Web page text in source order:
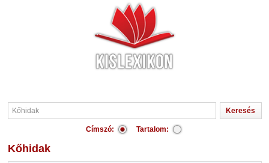
Címszó: Tartalom:
Kőhidak